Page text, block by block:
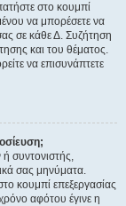
στο κουμπί
να μπορέσετε να
σε κάθε Δ. Συζήτηση
και του θέματος.
να επισυνάπτετε
ή συντονιστής,
σας μηνύματα.
κουμπί επεξεργασίας
αφότου έγινε η